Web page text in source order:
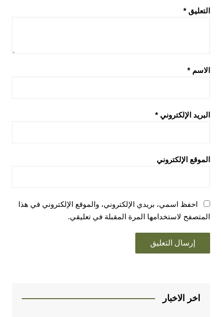
التعليق *
الاسم *
البريد الإلكتروني *
الموقع الإلكتروني
احفظ اسمي، بريدي الإلكتروني، والموقع الإلكتروني في هذا
المتصفح لاستخدامها المرة المقبلة في تعليقي.
اخر الاخبار